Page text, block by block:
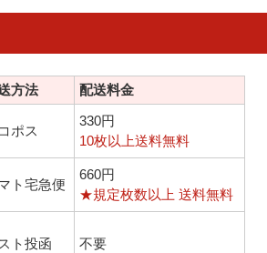
方法 配送料金
ポス
330円
10枚以上送料無料
ト宅急便
660円
★規定枚数以上 送料無料
ト投函 不要